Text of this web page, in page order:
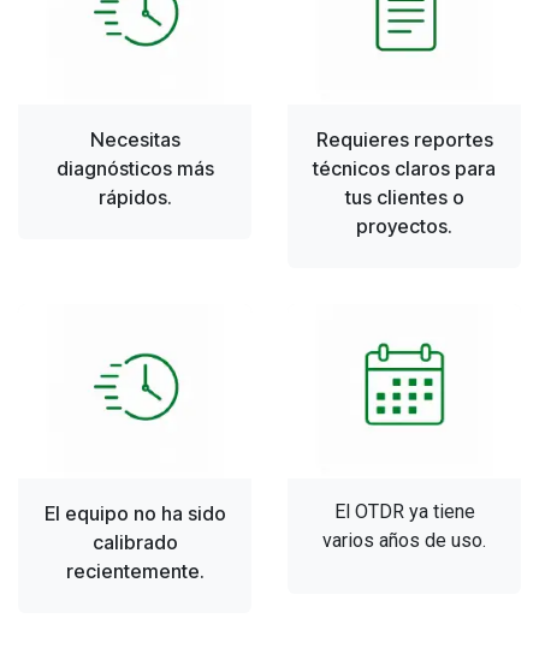
Necesitas
diagnósticos más
rápidos.
Requieres reportes
técnicos claros para
tus clientes o
proyectos.
El equipo no ha sido
calibrado
recientemente.
El OTDR ya tiene
varios años de uso.